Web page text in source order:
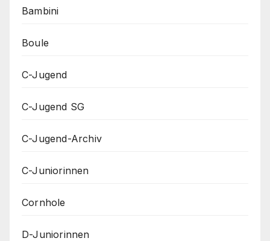
Bambini
Boule
C-Jugend
C-Jugend SG
C-Jugend-Archiv
C-Juniorinnen
Cornhole
D-Juniorinnen